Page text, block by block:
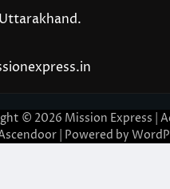
© 2026 Mission Express |
| Powered by